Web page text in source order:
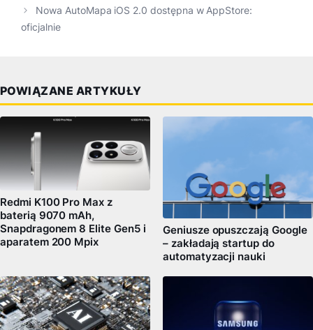
Nowa AutoMapa iOS 2.0 dostępna w AppStore:
oficjalnie
POWIĄZANE ARTYKUŁY
Redmi K100 Pro Max z
baterią 9070 mAh,
Snapdragonem 8 Elite Gen5 i
aparatem 200 Mpix
Geniusze opuszczają Google
– zakładają startup do
automatyzacji nauki